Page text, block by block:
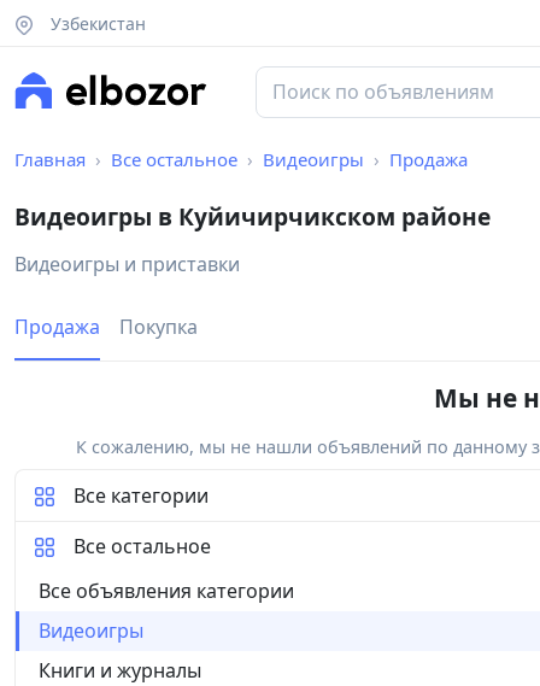
Узбекистан
Главная Все остальное Видеоигры Продажа
Видеоигры в Куйичирчикском районе
Видеоигры и приставки
Продажа Покупка
Мы не
К сожалению, мы не нашли объявлений по данному
Все категории
Все остальное
Все объявления категории
Видеоигры
Книги и журналы